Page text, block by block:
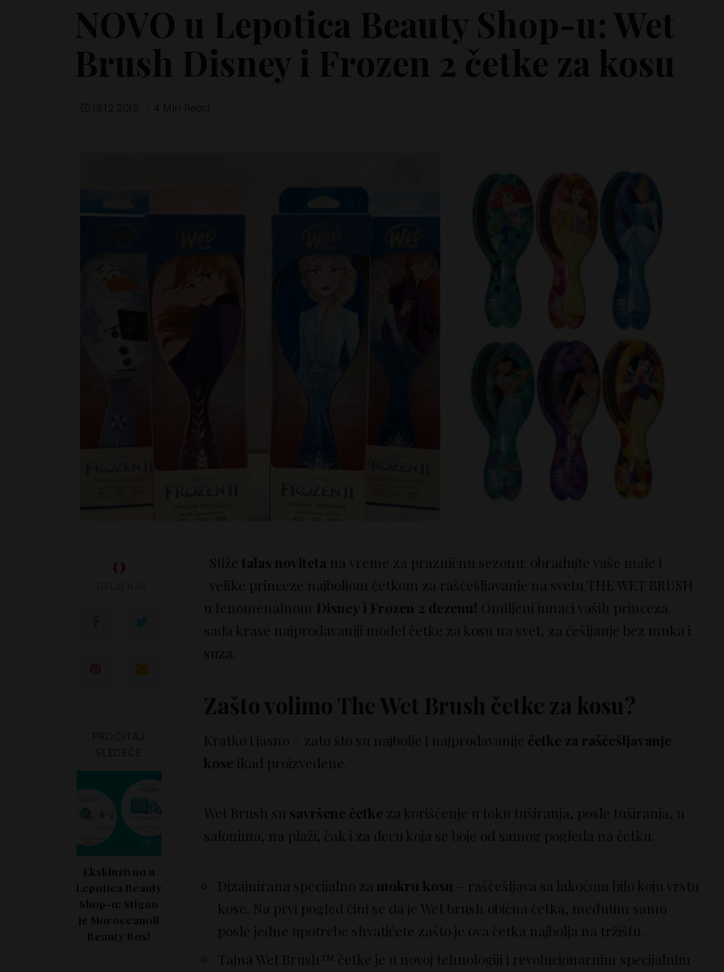
NOVO u Lepotica Beauty Shop-u: Wet
Brush Disney i Frozen 2 četke za kosu
4 Min Read
0
PROČITAJ
Ekskluzivno u
Lepotica Beauty
Shop-u: Stigao
je Moroccanoil
Beauty Box!
Stiže talas noviteta na vreme za prazničnu sezonu: obradujte vaše male i
velike princeze najboljom četkom za raščešljavanje na svetu THE WET BRUSH
u fenomenalnom Disney i Frozen 2 dezenu! Omiljeni junaci vaših princeza
sada krase najprodavaniji model četke za kosu na svet, za češljanje bez muka i
suza.
Zašto volimo The Wet Brush četke za kosu?
Kratko i jasno – zato što su najbolje i najprodavanije četke za raščešljavanje
kose ikad proizvedene.
Wet Brush su sаvršene četke za korišćenje u toku tuširanja, posle tuširanja, u
salonima, na plaži, čak i za decu koja se boje od samog pogleda na četku.
Dizajnirana specijalno za mokru kosu
– raščešljava sa lakoćom bilo koju vrstu
kose. Na prvi pogled čini se da je Wet brush obična četka, međutim samo
posle jedne upotrebe shvatićete zašto je ova četka najbolja na tržištu.
Tajna Wet Brush™ četke je u novoj tehnologiji i revolucionarnim specijalnim